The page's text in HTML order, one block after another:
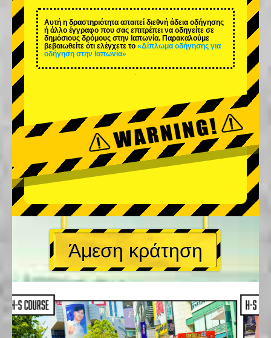
Αυτή η δραστηριότητα απαιτεί διεθνή άδεια οδήγησης
ή άλλο έγγραφο που σας επιτρέπει να οδηγείτε σε
δημόσιους δρόμους στην Ιαπωνία. Παρακαλούμε
βεβαιωθείτε ότι ελέγχετε το «Δίπλωμα οδήγησης για
οδήγηση στην Ιαπωνία»
Άμεση κράτηση